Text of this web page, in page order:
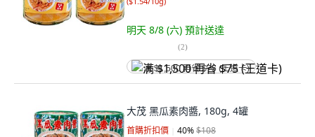
明天 8/8 (六) 預計送達
(2)
满 $1,500 再省 $75 (王道卡)
大茂 黑瓜素肉醬, 180g, 4罐
首購折扣價 40%$108